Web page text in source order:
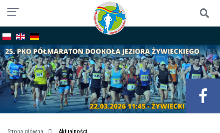
Strona główna Aktualności